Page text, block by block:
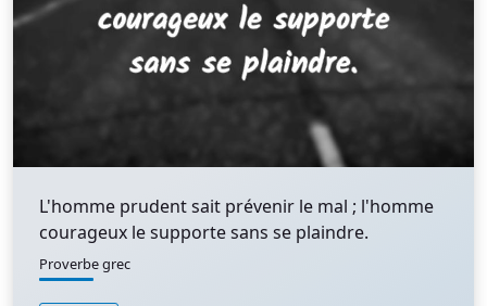
L'homme prudent sait prévenir le mal ; l'homme
courageux le supporte sans se plaindre.
Proverbe grec